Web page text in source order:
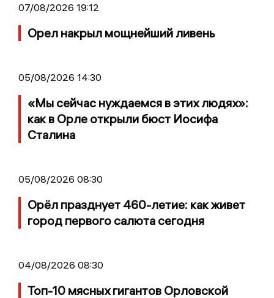
07/08/2026 19:12
Орел накрыл мощнейший ливень
05/08/2026 14:30
«Мы сейчас нуждаемся в этих людях»:
как в Орле открыли бюст Иосифа
Сталина
05/08/2026 08:30
Орёл празднует 460-летие: как живет
город первого салюта сегодня
04/08/2026 08:30
Топ-10 мясных гигантов Орловской